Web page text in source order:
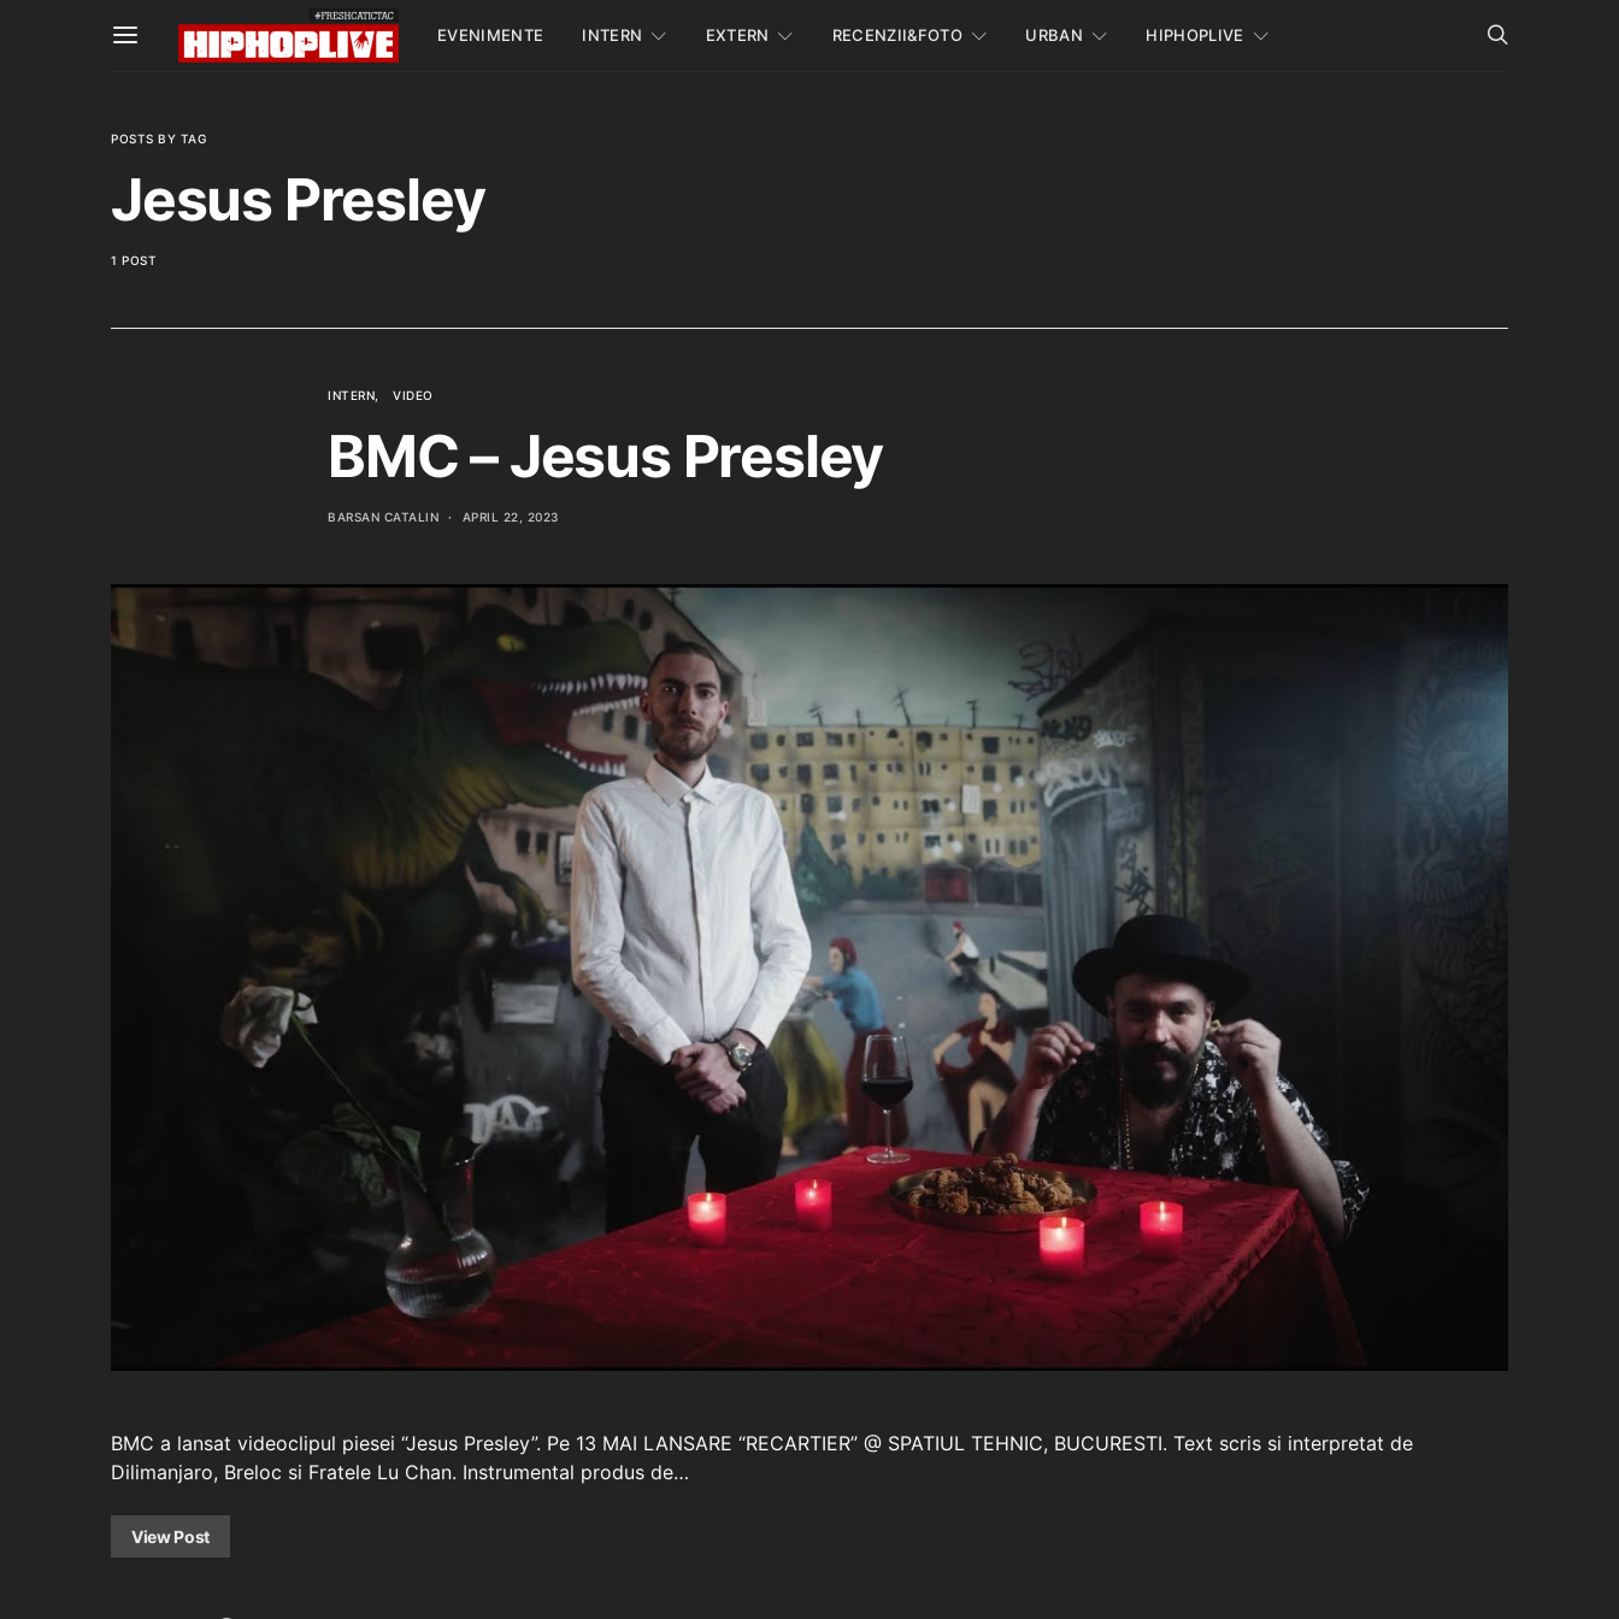
EVENIMENTE INTERN EXTERN RECENZII&FOTO URBAN HIPHOPLIVE
POSTS BY TAG
Jesus Presley
1 POST
INTERN VIDEO
BMC – Jesus Presley
BARSAN CATALIN APRIL 22, 2023
BMC a lansat videoclipul piesei “Jesus Presley”. Pe 13 MAI LANSARE “RECARTIER” @ SPATIUL TEHNIC, BUCURESTI. Text scris si interpretat de
Dilimanjaro, Breloc si Fratele Lu Chan. Instrumental produs de…
View Post